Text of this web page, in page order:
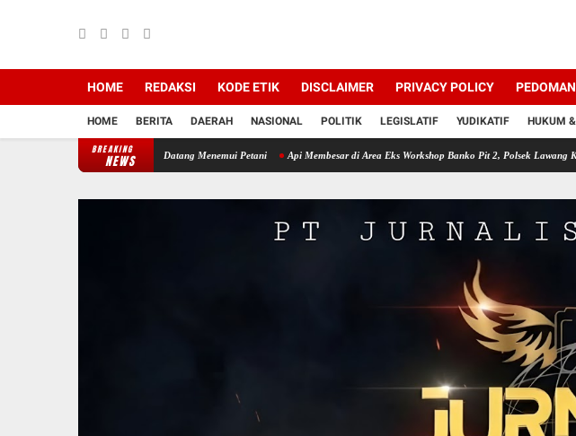
HOME REDAKSI KODE ETIK DISCLAIMER PRIVACY POLICY
HOME BERITA DAERAH NASIONAL POLITIK LEGISLATIF YUDIKATIF HUKUM
BREAKING
NEWS
Tanam, Babinsa Datang Menemui Petani Api Membesar di Area Eks Workshop Banko Pit 2, Polsek Lawang Kidul Terus